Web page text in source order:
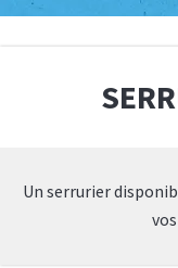
Un serrurier